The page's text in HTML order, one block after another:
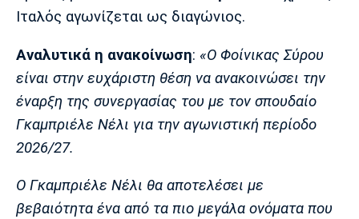
Cine Spot
Running
Παρασκήνιο
Ιωνικός Κηφισιά Πανσερραϊκός
Μπαρτσελόνα
Μαδρίτης
Μαδρίτης
Ιταλός αγωνίζεται ως διαγώνιος.
Αναλυτικά η ανακοίνωση: «Ο Φοίνικας Σύρου
είναι στην ευχάριστη θέση να ανακοινώσει την
έναρξη της συνεργασίας του με τον σπουδαίο
Γκαμπριέλε Νέλι για την αγωνιστική περίοδο
2026/27.
Ο Γκαμπριέλε Νέλι θα αποτελέσει με
βεβαιότητα ένα από τα πιο μεγάλα ονόματα που